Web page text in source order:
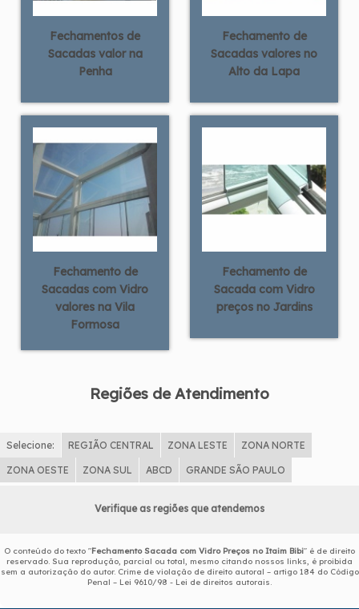
Fechamentos de
Sacadas valor na
Penha
Fechamento de
Sacadas valores no
Alto da Lapa
Fechamento de
Sacadas com Vidro
valores na Vila
Formosa
Fechamento de
Sacada com Vidro
preços no Jardins
Regiões de Atendimento
Selecione: REGIÃO CENTRAL ZONA LESTE ZONA NORTE
ZONA OESTE ZONA SUL ABCD GRANDE SÃO PAULO
Verifique as regiões que atendemos
O conteúdo do texto "Fechamento Sacada com Vidro Preços no Itaim Bibi" é de direito
reservado. Sua reprodução, parcial ou total, mesmo citando nossos links, é proibida
sem a autorização do autor. Crime de violação de direito autoral – artigo 184 do Código
Penal – Lei 9610/98 - Lei de direitos autorais.